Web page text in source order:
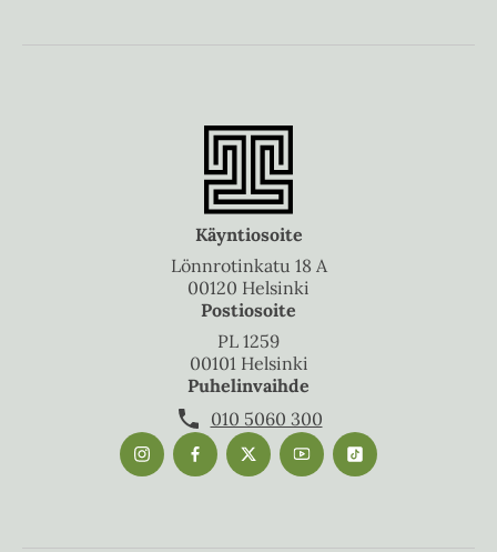
Käyntiosoite
Lönnrotinkatu 18 A
00120 Helsinki
Postiosoite
PL 1259
00101 Helsinki
Puhelinvaihde
010 5060 300